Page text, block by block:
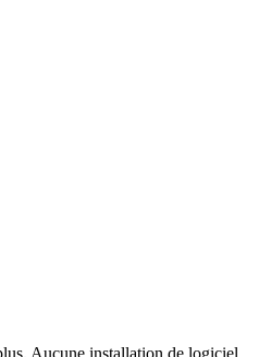
Aucune installation de logiciel